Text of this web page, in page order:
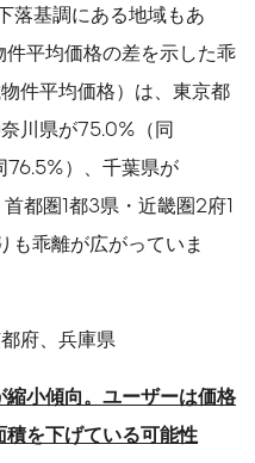
落基調にある地域もあ
平均価格の差を示した乖
件平均価格）は、東京都
川県が75.0%（同
）、千葉県が
都圏1都3県・近畿圏2府1
乖離が広がっていま
府、兵庫県
小傾向。ユーザーは価格
積を下げている可能性